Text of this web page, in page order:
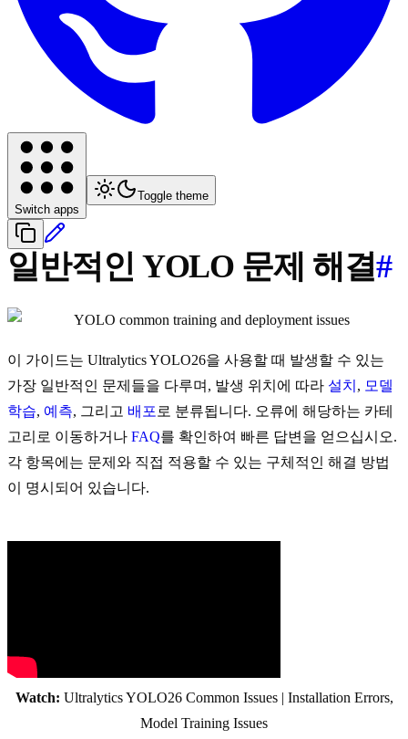
Switch apps
Toggle theme
일반적인 YOLO 문제 해결#
이 가이드는 Ultralytics YOLO26을 사용할 때 발생할 수 있는
가장 일반적인 문제들을 다루며, 발생 위치에 따라 설치 , 모델
학습, 예측, 그리고 배포 로 분류됩니다. 오류에 해당하는 카테
고리로 이동하거나 FAQ를 확인하여 빠른 답변을 얻으십시오.
각 항목에는 문제와 직접 적용할 수 있는 구체적인 해결 방법
이 명시되어 있습니다.
Watch: Ultralytics YOLO26 Common Issues | Installation Errors,
Model Training Issues